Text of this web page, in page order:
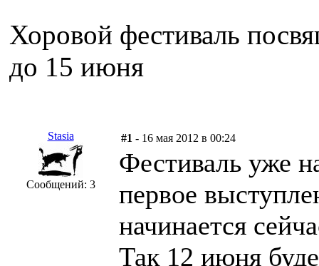
Хоровой фестиваль
до 15 июня
Stasia
Сообщений: 3
#1 - 16 мая 2012 в 00:24
Фестиваль уже
первое
начинается
Так 12 июня